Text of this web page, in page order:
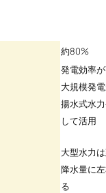
約80%
発電効率
大規模発
揚水式水
して活用
大型水力
降水量に
る